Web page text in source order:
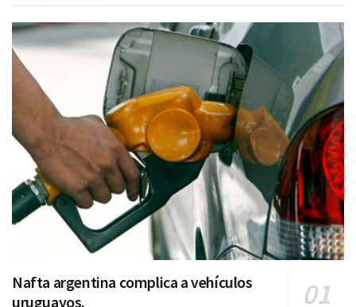
Nafta argentina complica a vehículos
uruguayos.